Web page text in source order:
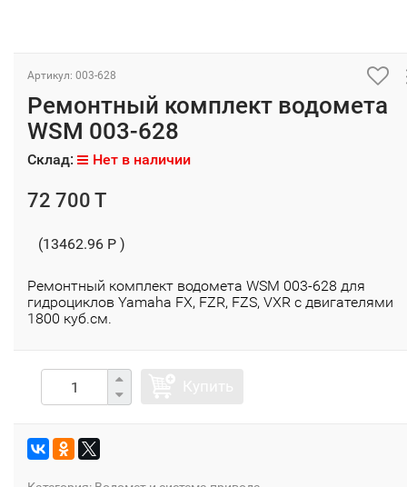
Артикул: 003-628
Ремонтный комплект водомета
WSM 003-628
Склад: Нет в наличии
72 700 T
(13462.96 P )
Ремонтный комплект водомета WSM 003-628 для
гидроциклов Yamaha FX, FZR, FZS, VXR с двигателями
1800 куб.см.